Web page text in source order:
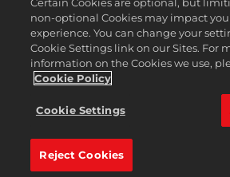
개인정보를판매하거나공유하
주문 검색 및 환불
2K 광고 파트너
©2016-2026 Take-Two Interactive Software
Civilization, and their respective logos are
여기에 포함된 모든 상표는 해당 소유자
non-optional Cookies may impact
experience. You can change your
Cookie Settings link on our Sites. For
information on the Cookies we use,
Cookie Policy
Cookie Settings
Reject Cookies